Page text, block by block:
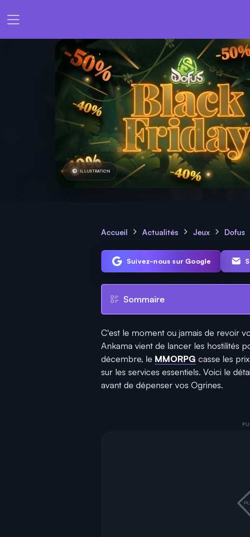
ILLUSTRATION
Accueil Actualités Jeux Dofus
Suivez-nous sur Google
Sommaire
C'est le moment ou jamais de revoir
Ankama vient de lancer les hostilités
décembre, le MMORPG casse les
sur les services essentiels. Voici le
avant de dépenser vos Ogrines.